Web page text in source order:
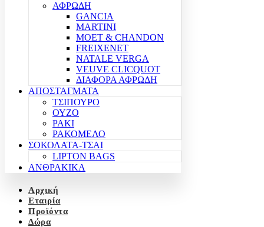
ΑΦΡΩΔΗ
GANCIA
MARTINI
MOET & CHANDON
FREIXENET
NATALE VERGA
VEUVE CLICQUOT
ΔΙΑΦΟΡΑ ΑΦΡΩΔΗ
ΑΠΟΣΤΑΓΜΑΤΑ
ΤΣΙΠΟΥΡΟ
ΟΥΖΟ
ΡΑΚΙ
ΡΑΚΟΜΕΛΟ
ΣΟΚΟΛΑΤΑ-ΤΣΑΙ
LIPTON BAGS
ΑΝΘΡΑΚΙΚΑ
Αρχική
Εταιρία
Προϊόντα
Δώρα